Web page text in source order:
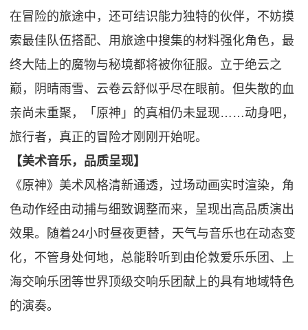
在冒险的旅途中，还可结识能力独特的伙伴，不妨摸
索最佳队伍搭配、用旅途中搜集的材料强化角色，最
终大陆上的魔物与秘境都将被你征服。立于绝云之
巅，阴晴雨雪、云卷云舒似乎尽在眼前。但失散的血
亲尚未重聚，「原神」的真相仍未显现……动身吧，
旅行者，真正的冒险才刚刚开始呢。
【美术音乐，品质呈现】
《原神》美术风格清新通透，过场动画实时渲染，角
色动作经由动捕与细致调整而来，呈现出高品质演出
效果。随着24小时昼夜更替，天气与音乐也在动态变
化，不管身处何地，总能聆听到由伦敦爱乐乐团、上
海交响乐团等世界顶级交响乐团献上的具有地域特色
的演奏。